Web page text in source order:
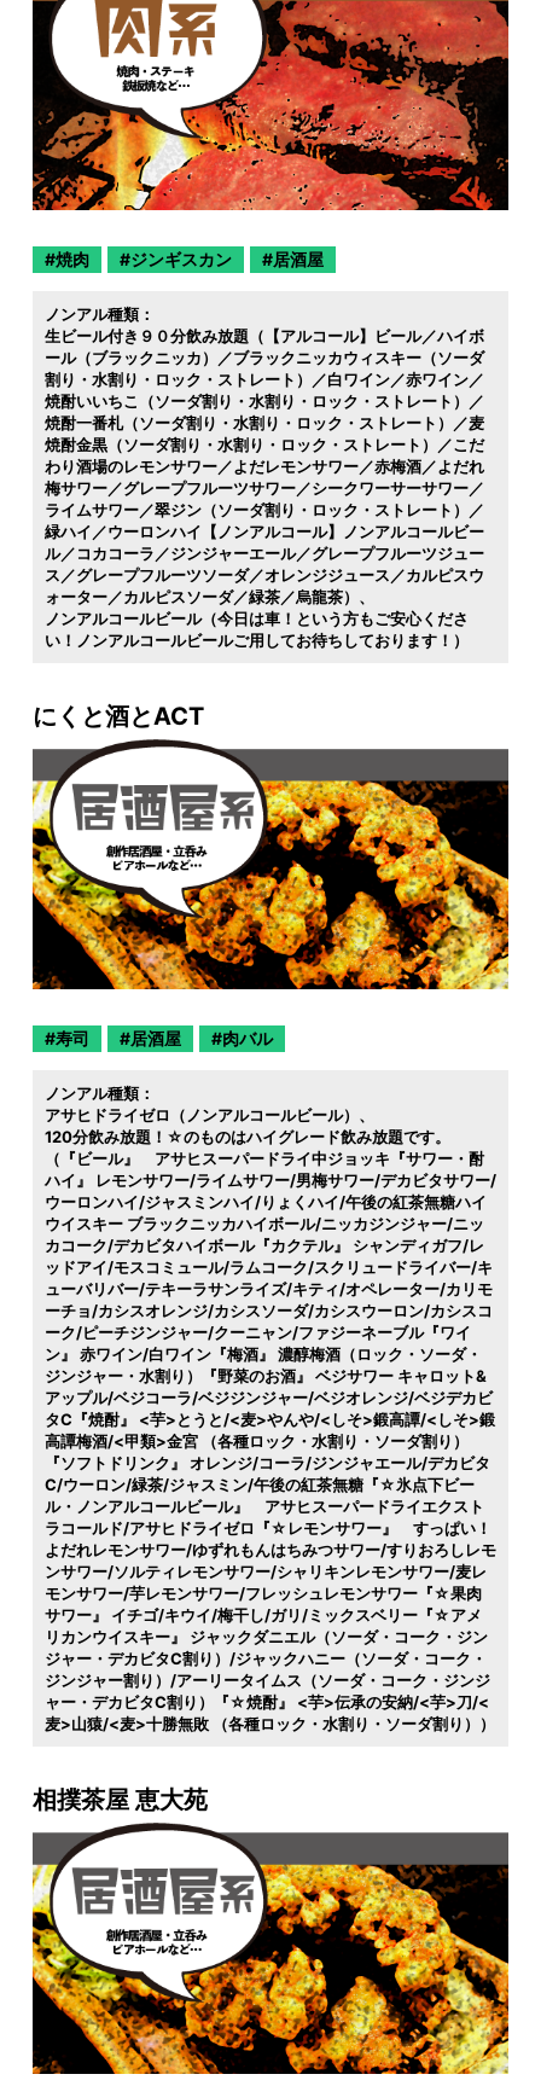
焼肉 ジンギスカン 居酒屋
ノンアル種類：
生ビール付き９０分飲み放題（【アルコール】ビール／ハイボ
ール（ブラックニッカ）／ブラックニッカウィスキー（ソーダ
割り・水割り・ロック・ストレート）／白ワイン／赤ワイン／
焼酎いいちこ（ソーダ割り・水割り・ロック・ストレート）／
焼酎一番札（ソーダ割り・水割り・ロック・ストレート）／麦
焼酎金黒（ソーダ割り・水割り・ロック・ストレート）／こだ
わり酒場のレモンサワー／よだレモンサワー／赤梅酒／よだれ
梅サワー／グレープフルーツサワー／シークワーサーサワー／
ライムサワー／翠ジン（ソーダ割り・ロック・ストレート）／
緑ハイ／ウーロンハイ【ノンアルコール】ノンアルコールビー
ル／コカコーラ／ジンジャーエール／グレープフルーツジュー
ス／グレープフルーツソーダ／オレンジジュース／カルピスウ
ォーター／カルピスソーダ／緑茶／烏龍茶）
ノンアルコールビール（今日は車！という方もご安心くださ
い！ノンアルコールビールご用してお待ちしております！）
にくと酒とACT
寿司 居酒屋 肉バル
ノンアル種類：
アサヒドライゼロ（ノンアルコールビール）
120分飲み放題！☆のものはハイグレード飲み放題です。
（『ビール』 アサヒスーパードライ中ジョッキ『サワー・酎
ハイ』 レモンサワー/ライムサワー/男梅サワー/デカビタサワー/
ウーロンハイ/ジャスミンハイ/りょくハイ/午後の紅茶無糖ハイ
ウイスキー ブラックニッカハイボール/ニッカジンジャー/ニッ
カコーク/デカビタハイボール『カクテル』 シャンディガフ/レ
ッドアイ/モスコミュール/ラムコーク/スクリュードライバー/キ
ューバリバー/テキーラサンライズ/キティ/オペレーター/カリモ
ーチョ/カシスオレンジ/カシスソーダ/カシスウーロン/カシスコ
ーク/ピーチジンジャー/クーニャン/ファジーネーブル『ワイ
ン』 赤ワイン/白ワイン『梅酒』 濃醇梅酒（ロック・ソーダ・
ジンジャー・水割り）『野菜のお酒』 ベジサワー キャロット&
アップル/ベジコーラ/ベジジンジャー/ベジオレンジ/ベジデカビ
タC『焼酎』 <芋>とうと/<麦>やんや/<しそ>鍛高譚/<しそ>鍛
高譚梅酒/<甲類>金宮 （各種ロック・水割り・ソーダ割り）
『ソフトドリンク』 オレンジ/コーラ/ジンジャエール/デカビタ
C/ウーロン/緑茶/ジャスミン/午後の紅茶無糖『☆氷点下ビー
ル・ノンアルコールビール』 アサヒスーパードライエクスト
ラコールド/アサヒドライゼロ『☆レモンサワー』 すっぱい！
よだれレモンサワー/ゆずれもんはちみつサワー/すりおろしレモ
ンサワー/ソルティレモンサワー/シャリキンレモンサワー/麦レ
モンサワー/芋レモンサワー/フレッシュレモンサワー『☆果肉
サワー』 イチゴ/キウイ/梅干し/ガリ/ミックスベリー『☆アメ
リカンウイスキー』 ジャックダニエル（ソーダ・コーク・ジン
ジャー・デカビタC割り）/ジャックハニー（ソーダ・コーク・
ジンジャー割り）/アーリータイムス（ソーダ・コーク・ジンジ
ャー・デカビタC割り）『☆焼酎』 <芋>伝承の安納/<芋>刀/<
麦>山猿/<麦>十勝無敗 （各種ロック・水割り・ソーダ割り））
相撲茶屋 恵大苑